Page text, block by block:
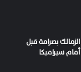
بصرامة قبل
سيراميكا